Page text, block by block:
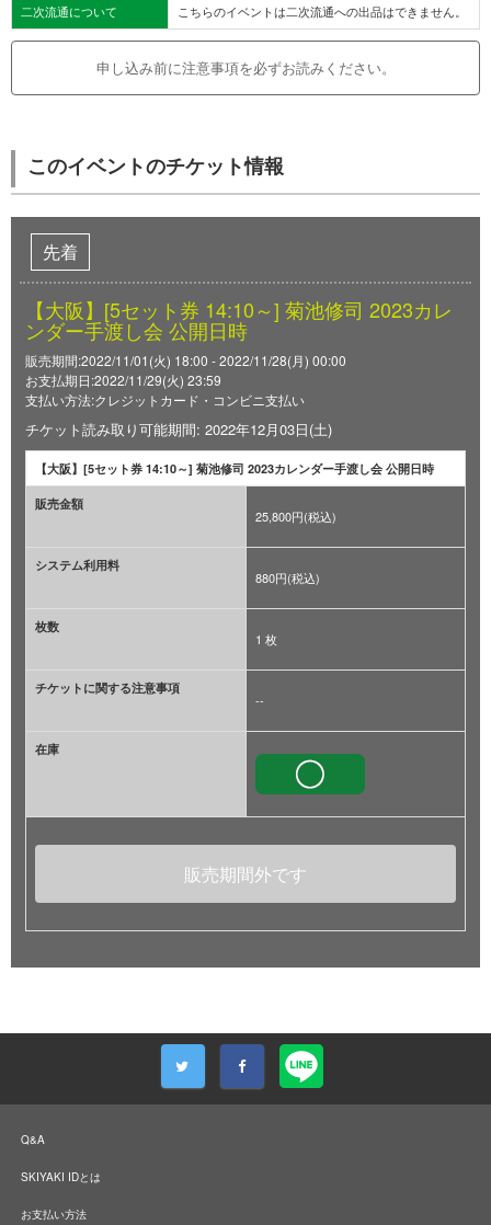
二次流通について
こちらのイベントは二次流通への出品はできません。
申し込み前に注意事項を必ずお読みください。
このイベントのチケット情報
先着
【大阪】[5セット券 14:10～] 菊池修司 2023カレ
ンダー手渡し会 公開日時
販売期間:2022/11/01(火) 18:00 - 2022/11/28(月) 00:00
お支払期日:2022/11/29(火) 23:59
支払い方法:クレジットカード・コンビニ支払い
チケット読み取り可能期間: 2022年12月03日(土)
【大阪】[5セット券 14:10～] 菊池修司 2023カレンダー手渡し会 公開日時
販売金額
25,800円(税込)
システム利用料
880円(税込)
枚数
1 枚
チケットに関する注意事項
--
在庫
販売期間外です
Q&A
SKIYAKI IDとは
お支払い方法